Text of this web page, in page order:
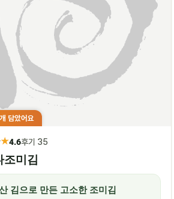
개 담았어요
★4.6후기 35
조미김
김으로 만든 고소한 조미김